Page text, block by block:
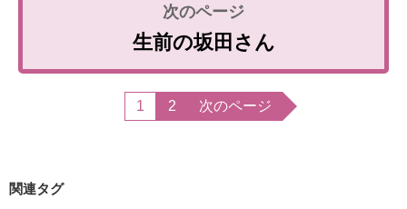
生前の坂田さん
1 2 次のページ
関連タグ